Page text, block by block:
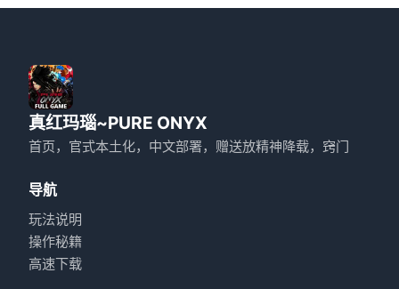
真红玛瑙~PURE ONYX
首页，官式本土化，中文部署，赠送放精神降载，窍门
导航
玩法说明
操作秘籍
高速下载